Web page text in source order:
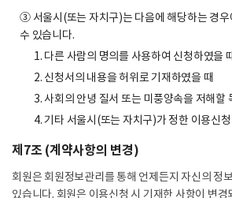
③ 서울시(또는 자치구)는 다음에 해당하는 경우
수 있습니다.
1. 다른 사람의 명의를 사용하여 신청하였을
2. 신청서의 내용을 허위로 기재하였을 때
3. 사회의 안녕 질서 또는 미풍양속을 저해할
4. 기타 서울시(또는 자치구)가 정한 이용신
제7조 (계약사항의 변경)
회원은 회원정보관리를 통해 언제든지 자신의 정
있습니다. 회원은 이용신청 시 기재한 사항이 변